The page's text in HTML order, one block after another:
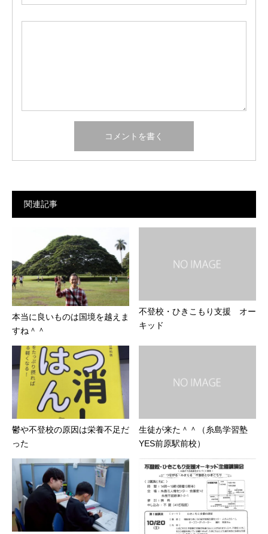
関連記事
本当に良いものは国境を越えま
すね＾＾
不登校・ひきこもり支援 オー
キッド
鬱や不登校の原因は栄養不足だ
った
生徒が来た＾＾（糸島学習塾
YES前原駅前校）